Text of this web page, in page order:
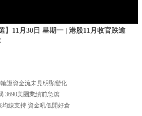
】11月30日 星期一 | 港股11月收官跌逾
證資金流未見明顯變化
3690美團業績前急瀉
均線支持 資金吼低開好倉